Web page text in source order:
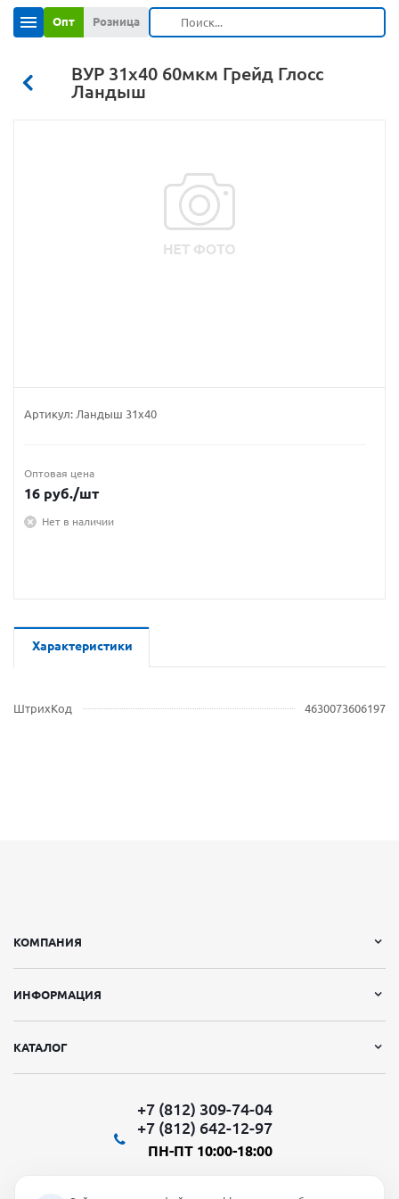
Опт Розница
ВУР 31х40 60мкм Грейд Глосс
Ландыш
Артикул: Ландыш 31х40
Оптовая цена
16 руб./шт
Нет в наличии
Характеристики
ШтрихКод 4630073606197
КОМПАНИЯ
ИНФОРМАЦИЯ
КАТАЛОГ
+7 (812) 309-74-04
+7 (812) 642-12-97
ПН-ПТ 10:00-18:00